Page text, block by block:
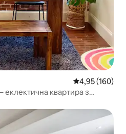
Середня
4,95 (160)
еклектична квартира з